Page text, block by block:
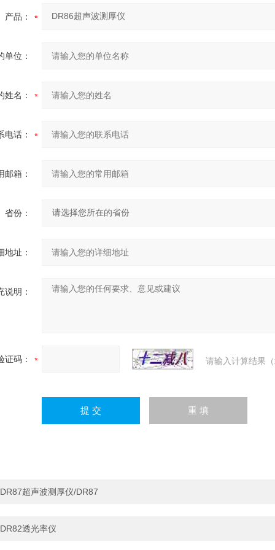
产品：
单位：
姓名：
电话：
邮箱：
省份：
地址：
说明：
证码： 请输入计算结果
DR87超声波测厚仪/DR87
DR82透光率仪